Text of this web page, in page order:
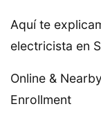
Aquí te
electricista en
Online &
Enrollment